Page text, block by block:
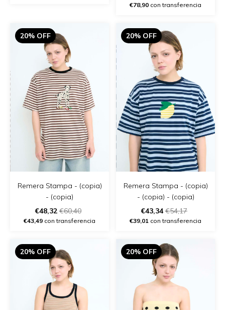
€78,90 con transferencia
20% OFF
Remera Stampa - (copia)
- (copia)
€48,32 €60,40
€43,49 con transferencia
20% OFF
Remera Stampa - (copia)
- (copia) - (copia)
€43,34€54,17
€39,01 con transferencia
20% OFF 20% OFF